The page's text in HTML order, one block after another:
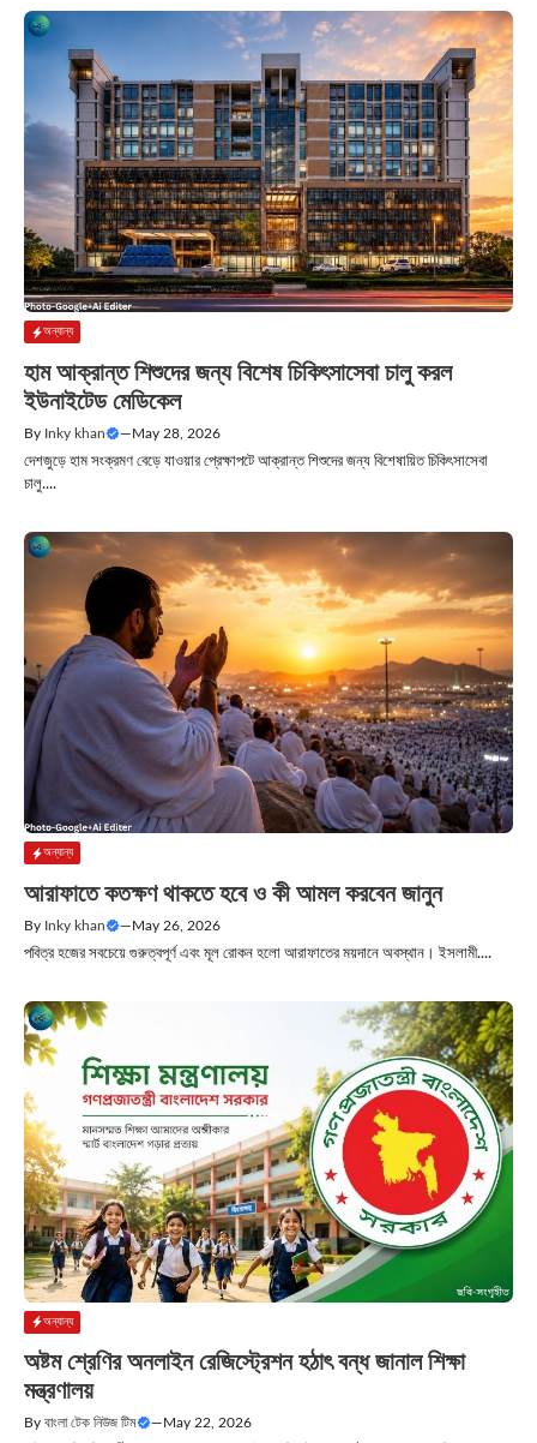
অন্যান্য
হাম আক্রান্ত শিশুদের জন্য বিশেষ চিকিৎসাসেবা চালু করল
ইউনাইটেড মেডিকেল
By Inky khan —May 28, 2026
দেশজুড়ে হাম সংক্রমণ বেড়ে যাওয়ার প্রেক্ষাপটে আক্রান্ত শিশুদের জন্য বিশেষায়িত চিকিৎসাসেবা
চালু....
অন্যান্য
আরাফাতে কতক্ষণ থাকতে হবে ও কী আমল করবেন জানুন
By Inky khan —May 26, 2026
পবিত্র হজের সবচেয়ে গুরুত্বপূর্ণ এবং মূল রোকন হলো আরাফাতের ময়দানে অবস্থান। ইসলামী....
অন্যান্য
অষ্টম শ্রেণির অনলাইন রেজিস্ট্রেশন হঠাৎ বন্ধ জানাল শিক্ষা
মন্ত্রণালয়
By বাংলা টেক নিউজ টিম — May 22, 2026